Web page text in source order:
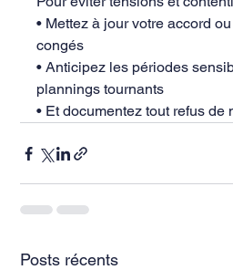
• Mettez à jour votre accord
congés
• Anticipez les périodes
plannings tournants
• Et documentez tout refus de
Posts récents